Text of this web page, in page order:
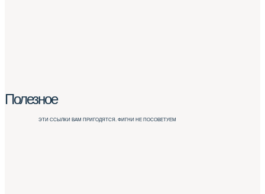
Полезное
ЭТИ ССЫЛКИ ВАМ ПРИГОДЯТСЯ. ФИГНИ НЕ ПОСОВЕТУЕМ